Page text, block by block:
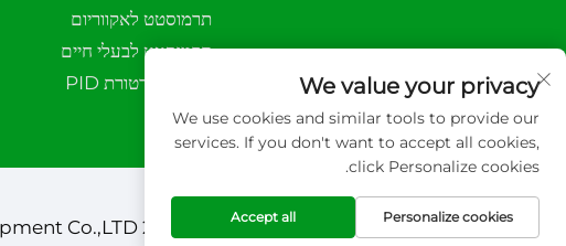
תרמוסטט לאקווריום
תרמוסטט לבעלי חיים
בקר טמפרטורת PID
זכויות יוצרים © 2026 Xuzhou sanhe automatic control equipment Co.,LTD. כל הזכויות שמורות
We value your privacy
We use cookies and similar tools to provide our
services. If you don't want to accept all cookies,
click Personalize cookies.
Personalize cookies
Accept all